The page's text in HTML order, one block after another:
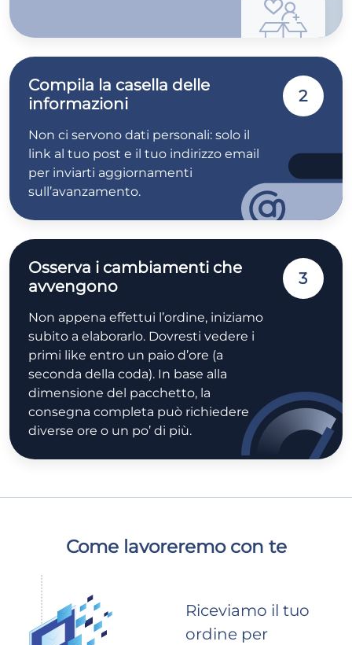
Compila la casella delle
informazioni
Non ci servono dati personali: solo il
link al tuo post e il tuo indirizzo email
per inviarti aggiornamenti
sull’avanzamento.
2
Osserva i cambiamenti che
avvengono
Non appena effettui l’ordine, iniziamo
subito a elaborarlo. Dovresti vedere i
primi like entro un paio d’ore (a
seconda della coda). In base alla
dimensione del pacchetto, la
consegna completa può richiedere
diverse ore o un po’ di più.
3
Come lavoreremo con te
Riceviamo il tuo
ordine per